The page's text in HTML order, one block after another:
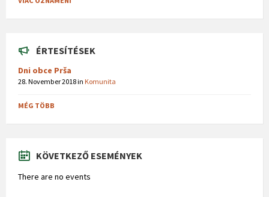
ÉRTESÍTÉSEK
Dni obce Prša
28. November 2018in Komunita
MÉG TÖBB
KÖVETKEZŐ ESEMÉNYEK
There are no events